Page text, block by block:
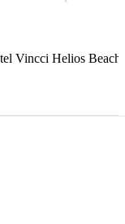
Vincci Helios Beach